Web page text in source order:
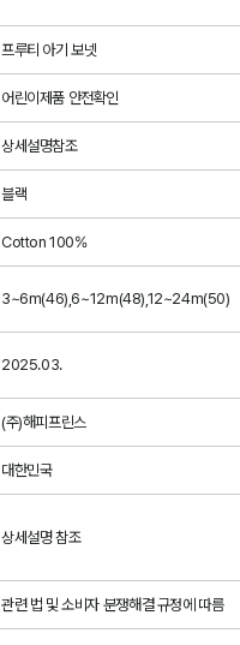
프루티 아기 보넷
어린이제품 안전확인
상세설명참조
블랙
Cotton 100%
3~6m(46),6~12m(48),12~24m(50)
2025.03.
(주)해피프린스
대한민국
상세설명 참조
관련 법 및 소비자 분쟁해결 규정에 따름